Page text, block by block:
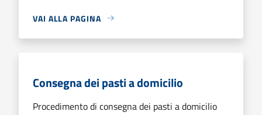
VAI ALLA PAGINA
Consegna dei pasti a domicilio
Procedimento di consegna dei pasti a domicilio